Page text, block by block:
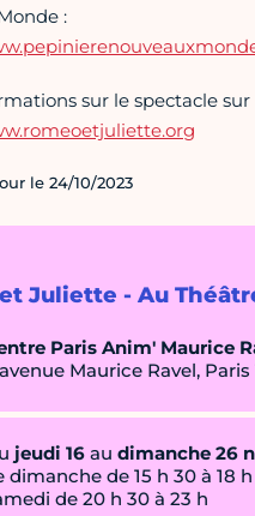
Juliette - Au
Paris Anim' Maurice
Maurice Ravel, Paris
jeudi 16 au dimanche 26
dimanche de 15 h 30 à 18
de 20 h 30 à 23 h
:
sur le spectacle sur
le 24/10/2023